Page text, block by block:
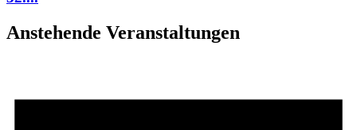
Anstehende Veranstaltungen